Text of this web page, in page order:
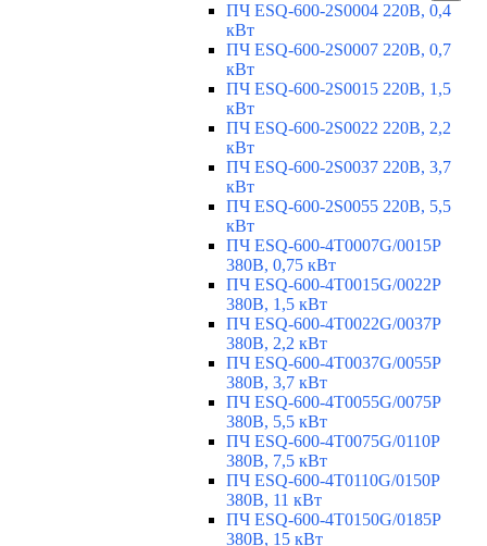
ПЧ ESQ-600-2S0004 220В, 0,4
кВт
ПЧ ESQ-600-2S0007 220В, 0,7
кВт
ПЧ ESQ-600-2S0015 220В, 1,5
кВт
ПЧ ESQ-600-2S0022 220В, 2,2
кВт
ПЧ ESQ-600-2S0037 220В, 3,7
кВт
ПЧ ESQ-600-2S0055 220В, 5,5
кВт
ПЧ ESQ-600-4T0007G/0015P
380В, 0,75 кВт
ПЧ ESQ-600-4T0015G/0022P
380В, 1,5 кВт
ПЧ ESQ-600-4T0022G/0037P
380В, 2,2 кВт
ПЧ ESQ-600-4T0037G/0055P
380В, 3,7 кВт
ПЧ ESQ-600-4T0055G/0075P
380В, 5,5 кВт
ПЧ ESQ-600-4T0075G/0110P
380В, 7,5 кВт
ПЧ ESQ-600-4T0110G/0150P
380В, 11 кВт
ПЧ ESQ-600-4T0150G/0185P
380В, 15 кВт